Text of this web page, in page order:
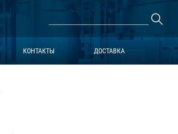
КОНТАКТЫ ДОСТАВКА